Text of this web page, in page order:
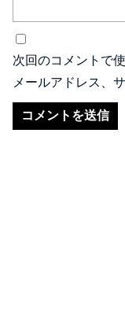
次回のコメントで
メールアドレス、